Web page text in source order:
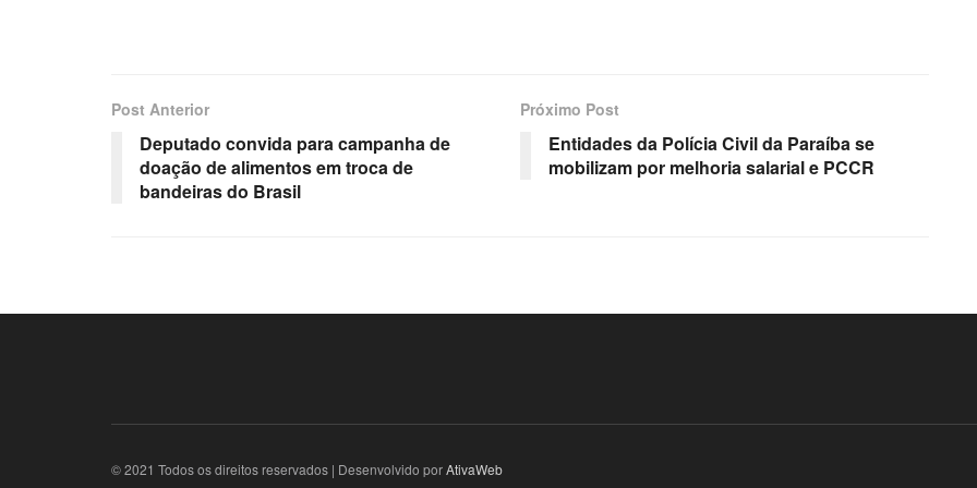
Post Anterior
Deputado convida para campanha de
doação de alimentos em troca de
bandeiras do Brasil
Próximo Post
Entidades da Polícia Civil da Paraíba se
mobilizam por melhoria salarial e PCCR
© 2021 Todos os direitos reservados | Desenvolvido porAtivaWeb